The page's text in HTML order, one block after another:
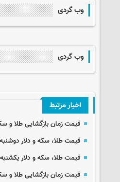
وب گردی
وب گردی
اخبار مرتبط
قیمت زمان بازگشایی طلا و سکه امروز ۱۴
قیمت طلا، سکه و دلار دوشنبه ۱۲ مرداد ۱۴۰۵
قیمت طلا، سکه و دلار یکشنبه ۱۱ مرداد ۱۴۰۵
قیمت زمان بازگشایی طلا و سکه امروز ۱۱